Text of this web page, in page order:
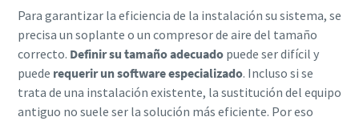
Para garantizar la eficiencia de la instalación su sistema, se
precisa un soplante o un compresor de aire del tamaño
correcto. Definir su tamaño adecuadopuede ser difícil y
puede requerir un software especializado. Incluso si se
trata de una instalación existente, la sustitución del equipo
antiguo no suele ser la solución más eficiente. Por eso